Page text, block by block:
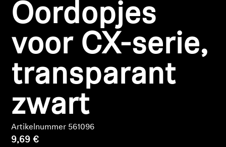
Gehoor per categorie
TV-koptelefoons voor gehoorondersteuning
Originele gehooronderdelengehoor en accessoires
Soundbars
Oordopjes
voor CX-serie,
transparant
zwart
Artikelnummer 561096
9,69 €